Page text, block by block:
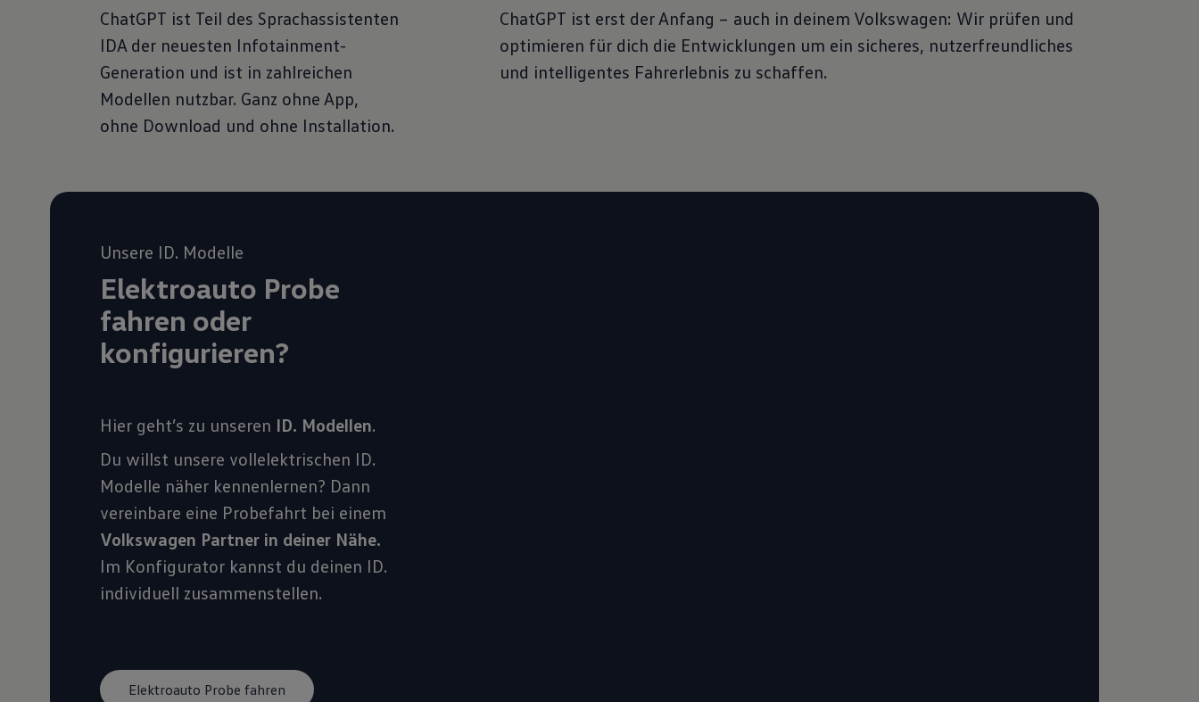
ChatGPT ist Teil des Sprachassistenten
IDA der neuesten Infotainment-
Generation und ist in zahlreichen
Modellen nutzbar. Ganz ohne App,
ohne Download und ohne Installation.
ChatGPT ist erst der Anfang – auch in deinem Volkswagen: Wir prüfen und
optimieren für dich die Entwicklungen um ein sicheres, nutzerfreundliches
und intelligentes Fahrerlebnis zu schaffen.
Unsere ID. Modelle
Elektroauto Probe
fahren oder
konfigurieren?
Hier geht’s zu unseren ID. Modellen.
Du willst unsere vollelektrischen ID.
Modelle näher kennenlernen? Dann
vereinbare eine Probefahrt bei einem
Volkswagen Partner in deiner Nähe.
Im Konfigurator kannst du deinen ID.
individuell zusammenstellen.
Elektroauto Probe fahren
VW Cookie-Richtlinien